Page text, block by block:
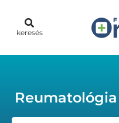
keresés
Reumatológia